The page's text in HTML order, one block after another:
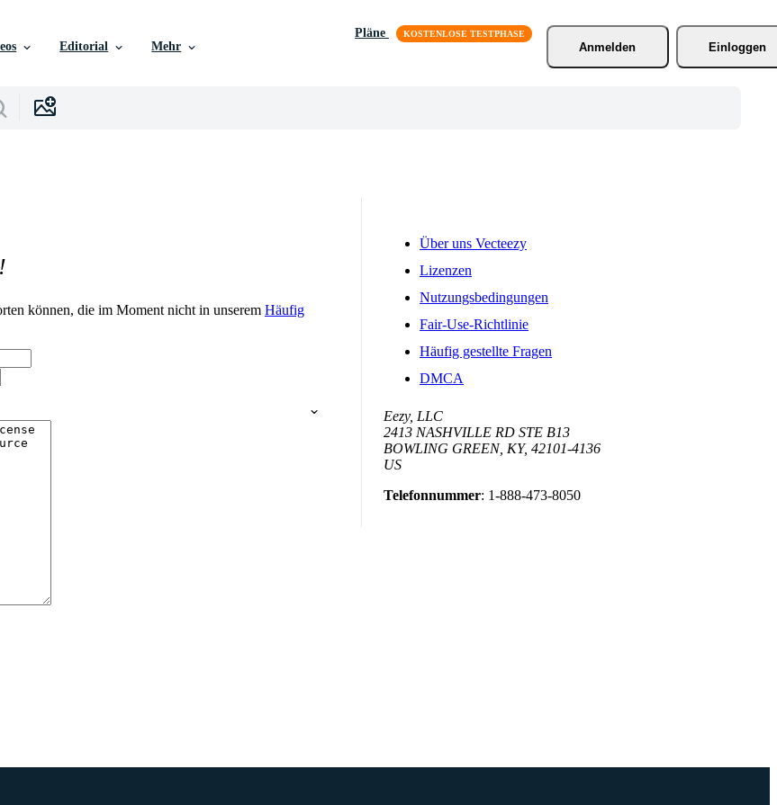
Editorial Mehr
Pläne
Anmelden
Einloggen
können, die im Moment nicht in unserem Häufig
Über uns Vecteezy
Lizenzen
Nutzungsbedingungen
Fair-Use-Richtlinie
Häufig gestellte Fragen
DMCA
Eezy, LLC
2413 NASHVILLE RD STE B13
BOWLING GREEN, KY, 42101-4136
US
Telefonnummer: 1-888-473-8050